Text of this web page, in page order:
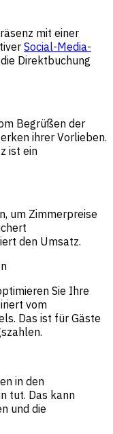
mit einer
Social-Media-
Direktbuchung
Begrüßen der
ihrer Vorlieben.
ist ein
um Zimmerpreise
den Umsatz.
Sie Ihre
vom
Das ist für Gäste
in den
tut. Das kann
und die